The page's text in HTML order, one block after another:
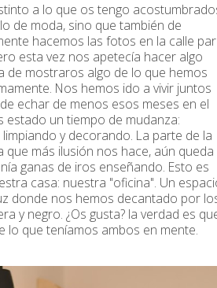
a lo que os tengo
de moda, sino que también de
hacemos las fotos en la calle
esta vez nos apetecía hacer algo
de mostraros algo de lo que hemos
Nos hemos ido a vivir juntos
echar de menos esos meses en el
estado un tiempo de mudanza:
y decorando. La parte de la
que más ilusión nos hace, aún queda
ganas de iros enseñando. Esto es
casa: nuestra "oficina". Un
donde nos hemos decantado por
y negro. ¿Os gusta? la verdad es
lo que teníamos ambos en mente.